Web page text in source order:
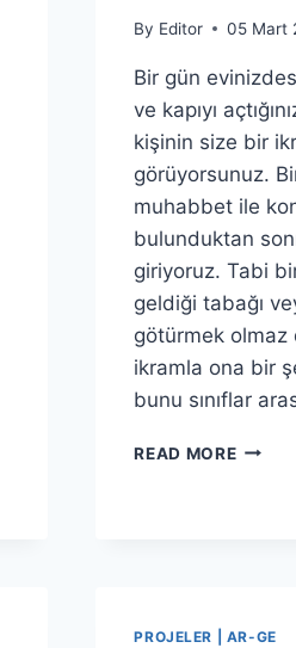
By Editor 05 Mart
Bir gün
ve kapıyı
kişinin size bir
görüyorsunuz.
muhabbet ile
bulunduktan
giriyoruz. Tabi
geldiği tabağı
götürmek
ikramla ona bir
bunu sınıflar
READ MOREKOMŞU
PROJELER | AR-GE